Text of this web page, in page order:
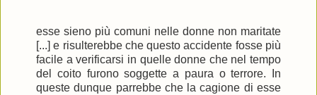
esse sieno più comuni nelle donne non maritate
[...] e risulterebbe che questo accidente fosse più
facile a verificarsi in quelle donne che nel tempo
del coito furono soggette a paura o terrore. In
queste dunque parrebbe che la cagione di esse